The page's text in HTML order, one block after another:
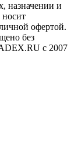
назначении и
носит
офертой.
без
c 2007